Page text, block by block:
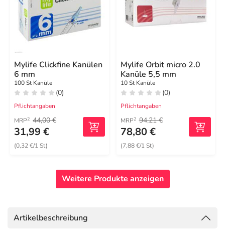
Mylife Clickfine Kanülen
6 mm
100 St Kanüle
(0)
Pflichtangaben
MRP2 44,00 €
31,99 €
(0,32 €/1 St)
Mylife Orbit micro 2.0
Kanüle 5,5 mm
10 St Kanüle
(0)
Pflichtangaben
MRP2 94,21 €
78,80 €
(7,88 €/1 St)
Weitere Produkte anzeigen
Artikelbeschreibung